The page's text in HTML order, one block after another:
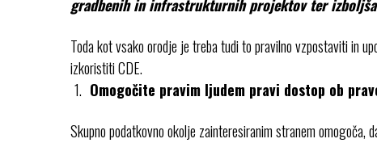
gradbenih in infrastrukturnih projektov ter
Toda kot vsako orodje je treba tudi to pravilno vzpostaviti in
izkoristiti CDE.
Omogočite pravim ljudem pravi dostop ob
Skupno podatkovno okolje zainteresiranim stranem omogoča,